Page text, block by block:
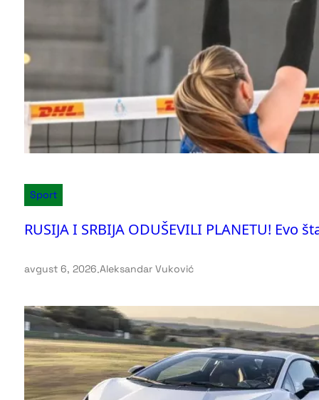
Sport
RUSIJA I SRBIJA ODUŠEVILI PLANETU!
avgust 6, 2026.Aleksandar Vuković